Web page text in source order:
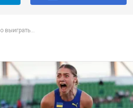
выиграть...